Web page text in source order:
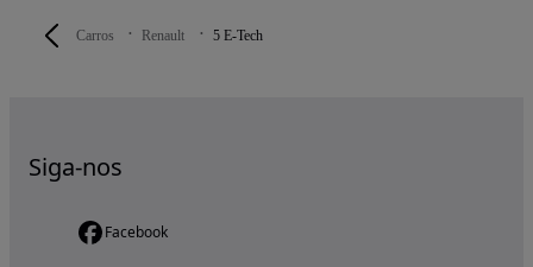
Carros Renault 5 E-Tech
Siga-nos
Facebook